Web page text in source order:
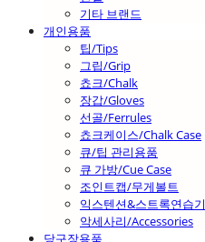
기타 브랜드
개인용품
팁/Tips
그립/Grip
쵸크/Chalk
장갑/Gloves
선골/Ferrules
쵸크케이스/Chalk Case
큐/팁 관리용품
큐 가방/Cue Case
조인트캡/무게볼트
익스텐션&스트록연습기
악세사리/Accessories
당구장용품